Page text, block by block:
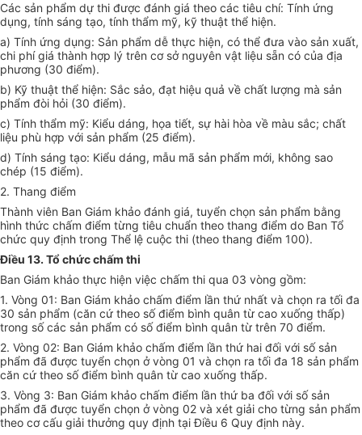
Các sản phẩm dự thi được đánh giá theo các tiêu chí: Tính ứng
dụng, tính sáng tạo, tính thẩm mỹ, kỹ thuật thể hiện.
a) Tính ứng dụng: Sản phẩm dễ thực hiện, có thể đưa vào sản xuất,
chi phí giá thành hợp lý trên cơ sở nguyên vật liệu sẵn có của địa
phương (30 điểm).
b) Kỹ thuật thể hiện: Sắc sảo, đạt hiệu quả về chất lượng mà sản
phẩm đòi hỏi (30 điểm).
c) Tính thẩm mỹ: Kiểu dáng, họa tiết, sự hài hòa về màu sắc; chất
liệu phù hợp với sản phẩm (25 điểm).
d) Tính sáng tạo: Kiểu dáng, mẫu mã sản phẩm mới, không sao
chép (15 điểm).
2. Thang điểm
Thành viên Ban Giám khảo đánh giá, tuyển chọn sản phẩm bằng
hình thức chấm điểm từng tiêu chuẩn theo thang điểm do Ban Tổ
chức quy định trong Thể lệ cuộc thi (theo thang điểm 100).
Điều 13. Tổ chức chấm thi
Ban Giám khảo thực hiện việc chấm thi qua 03 vòng gồm:
1. Vòng 01: Ban Giám khảo chấm điểm lần thứ nhất và chọn ra tối đa
30 sản phẩm (căn cứ theo số điểm bình quân từ cao xuống thấp)
trong số các sản phẩm có số điểm bình quân từ trên 70 điểm.
2. Vòng 02: Ban Giám khảo chấm điểm lần thứ hai đối với sốsản
phẩm đã được tuyển chọn ở vòng 01 và chọn ra tối đa 18 sản phẩm
căn cứ theo số điểm bình quân từ cao xuống thấp.
3. Vòng 3: Ban Giám khảo chấm điểm lần thứ ba đối với sốsản
phẩm đã được tuyển chọn ở vòng 02 và xét giải cho từng sản phẩm
theo cơ cấu giải thưởng quy định tại Điều 6 Quy định này.